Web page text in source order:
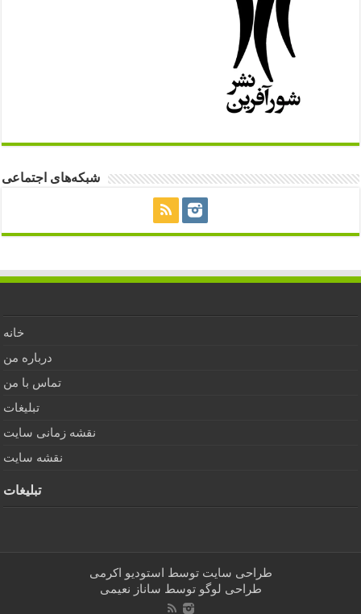
شبکه‌های اجتماعی
خانه
درباره من
تماس با من
تبلیغات
نقشه زمانی سایت
نقشه سایت
تبلیغات
طراحی سایت توسط استودیو اکرمی
طراحی لوگو توسط ساناز نعیمی